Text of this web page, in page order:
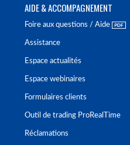
AIDE & ACCOMPAGNEMENT
Foire aux questions / Aide
Assistance
Espace actualités
Espace webinaires
Formulaires clients
Outil de trading ProRealTime
Réclamations